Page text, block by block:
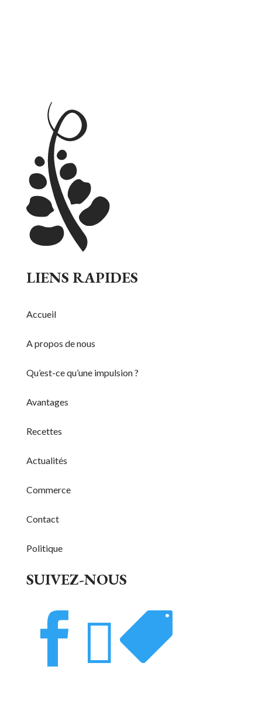
LIENS RAPIDES
Accueil
A propos de nous
Qu’est-ce qu’une impulsion ?
Avantages
Recettes
Actualités
Commerce
Contact
Politique
SUIVEZ-NOUS
 